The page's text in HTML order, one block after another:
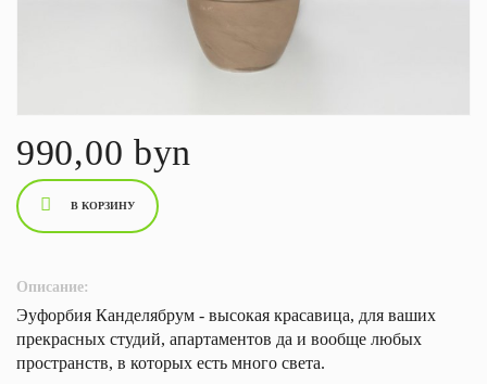
990,00 byn
В КОРЗИНУ
Описание:
Эуфорбия Канделябрум - высокая красавица, для ваших
прекрасных студий, апартаментов да и вообще любых
пространств, в которых есть много света.